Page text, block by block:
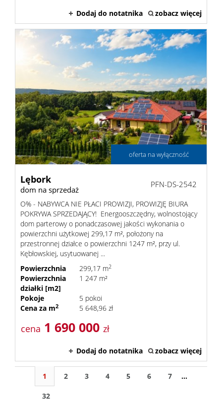
Dodaj do notatnika zobacz więcej
oferta na wyłączność
Lębork
dom na sprzedaż
PFN-DS-2542
O% - NABYWCA NIE PŁACI PROWIZJI, PROWIZJĘ BIURA
POKRYWA SPRZEDAJĄCY! Energooszczędny, wolnostojący
dom parterowy o ponadczasowej jakości wykonania o
powierzchni użytkowej 299,17 m², położony na
przestronnej działce o powierzchni 1247 m², przy ul.
Kębłowskiej, usytuowanej ...
Powierzchnia
299,17 m2
Powierzchnia
działki [m2]
1 247 m²
Pokoje
5 pokoi
Cena za m2 5 648,96 zł
cena 1 690 000 zł
Dodaj do notatnika zobacz więcej
1 2 3 4 5 6 7 ...
32